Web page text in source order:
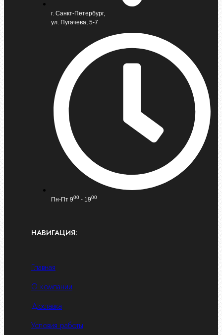
г. Санкт-Петербург,
ул. Пугачева, 5-7
Пн-Пт 900 - 1900
НАВИГАЦИЯ:
Главная
О компании
Доставка
Условия работы